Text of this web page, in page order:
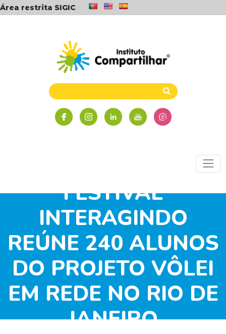
Área restrita SIGIC
FESTIVAL
INTERAGINDO
REÚNE 240 ALUNOS
DO PROJETO VÔLEI
EM REDE NO RIO DE
JANEIRO